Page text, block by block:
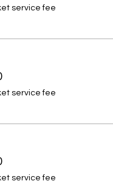
service fee
service fee
service fee